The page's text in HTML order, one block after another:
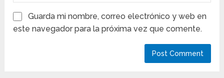
Guarda mi nombre, correo electrónico y web en
este navegador para la próxima vez que comente.